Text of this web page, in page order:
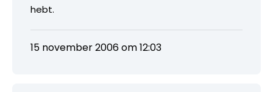
hebt.
15 november 2006 om 12:03